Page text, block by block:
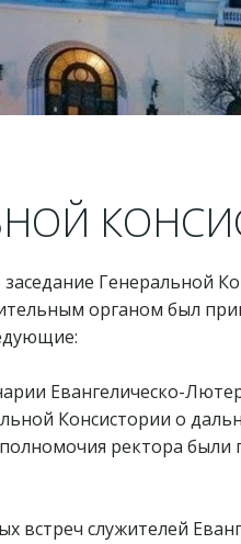
Генеральной
органом был
Евангелическо-
Консистории о
ректора
служителей